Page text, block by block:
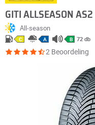
GITI ALLSEASON
All-season
C A B 72 db
2 Beoordeling